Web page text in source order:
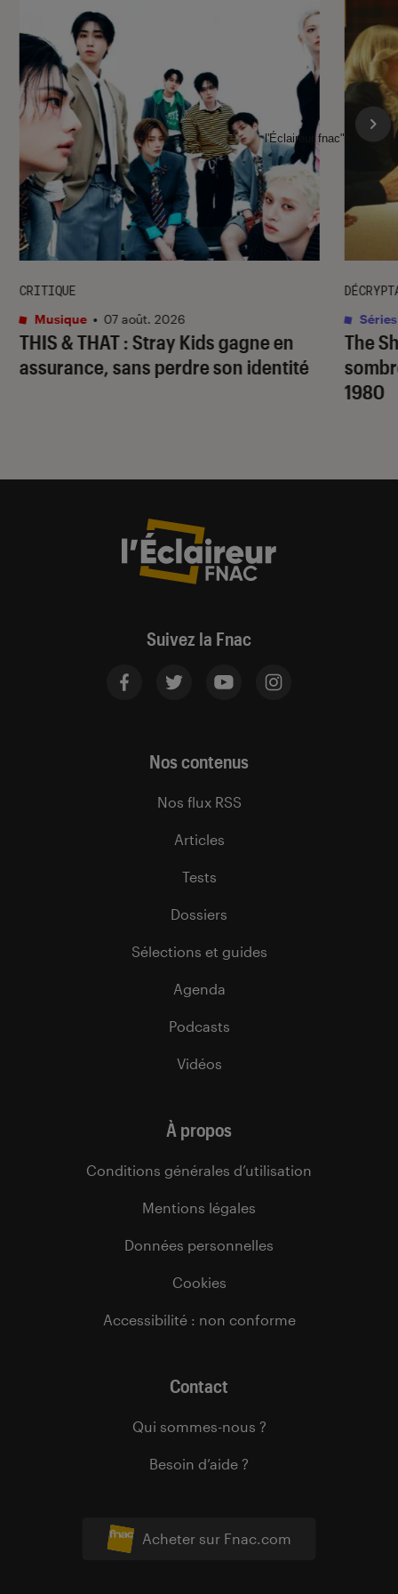
THIS & THAT: Stray Kids gagne en
assurance, sans perdre son identité
CRITIQUE
Musique • 07 août. 2026
The
1980
Séries
l'Éclaireur fnac">
Suivez la Fnac
Acheter sur Fnac.com
Nos contenus
Nos flux RSS
Articles
Tests
Dossiers
Sélections et guides
Agenda
Podcasts
Vidéos
À propos
Conditions générales d’utilisation
Mentions légales
Données personnelles
Cookies
Accessibilité : non conforme
Contact
Qui sommes-nous ?
Besoin d’aide ?